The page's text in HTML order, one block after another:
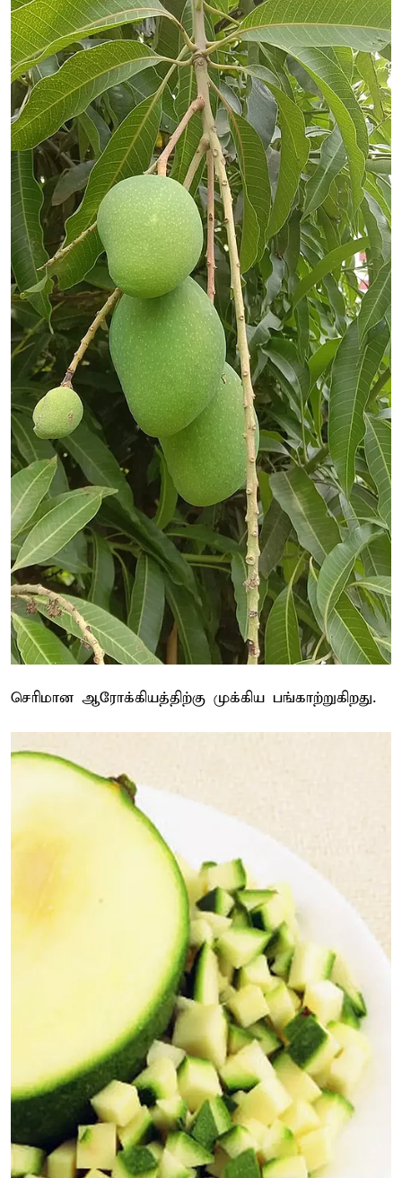
செரிமான ஆரோக்கியத்திற்கு முக்கிய பங்காற்றுகிறது.